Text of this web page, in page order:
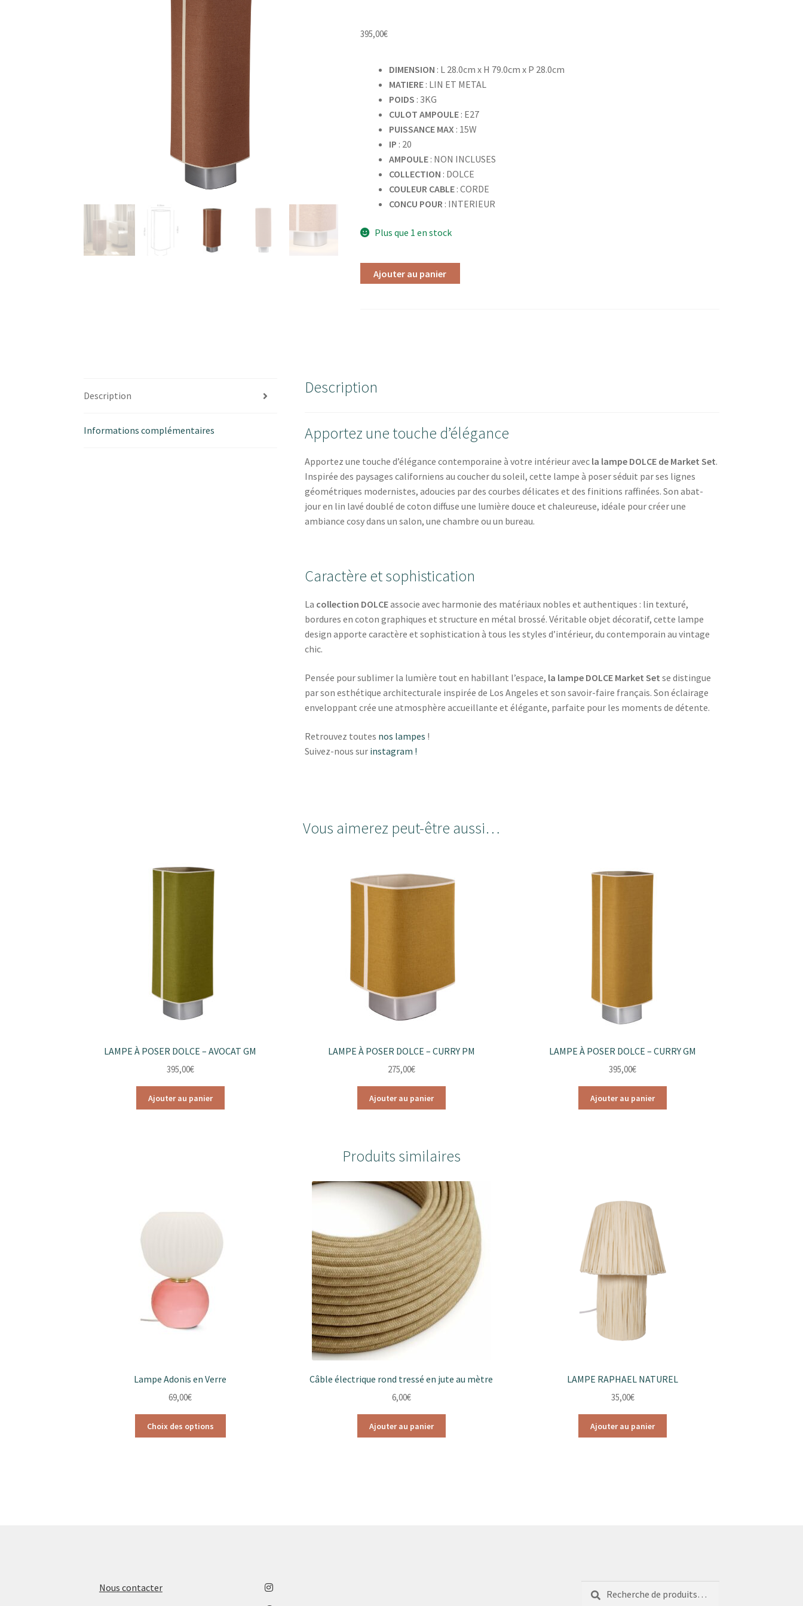
395,00€
DIMENSION : L 28.0cm x H 79.0cm x P 28.0cm
MATIERE: LIN ET METAL
POIDS : 3KG
CULOT AMPOULE: E27
PUISSANCE MAX : 15W
IP : 20
AMPOULE: NON INCLUSES
COLLECTION : DOLCE
COULEUR CABLE: CORDE
CONCU POUR : INTERIEUR
Plus que 1 en stock
Ajouter au panier
Description
Informations complémentaires
Description
Apportez une touche d’élégance
Apportez une touche d’élégance contemporaine à votre intérieur avec la lampe DOLCE de Market Set.
Inspirée des paysages californiens au coucher du soleil, cette lampe à poser séduit par ses lignes
géométriques modernistes, adoucies par des courbes délicates et des finitions raffinées. Son abat-
jour en lin lavé doublé de coton diffuse une lumière douce et chaleureuse, idéale pour créer une
ambiance cosy dans un salon, une chambre ou un bureau.
Caractère et sophistication
La collection DOLCEassocie avec harmonie des matériaux nobles et authentiques : lin texturé,
bordures en coton graphiques et structure en métal brossé. Véritable objet décoratif, cette lampe
design apporte caractère et sophistication à tous les styles d’intérieur, du contemporain au vintage
chic.
Pensée pour sublimer la lumière tout en habillant l’espace, la lampe DOLCE Market Set se distingue
par son esthétique architecturale inspirée de Los Angeles et son savoir-faire français. Son éclairage
enveloppant crée une atmosphère accueillante et élégante, parfaite pour les moments de détente.
Retrouvez toutes nos lampes !
Suivez-nous sur instagram !
Vous aimerez peut-être aussi…
LAMPE À POSER DOLCE – AVOCAT GM
395,00€
Ajouter au panier
LAMPE À POSER DOLCE – CURRY PM
275,00€
Ajouter au panier
LAMPE À POSER DOLCE – CURRY GM
395,00€
Ajouter au panier
Produits similaires
Lampe Adonis en Verre
69,00€
Choix des options
Câble électrique rond tressé en jute au mètre
6,00€
Ajouter au panier
LAMPE RAPHAEL NATUREL
35,00€
Ajouter au panier
Nous contacter
Recherche
pour :
Recherche